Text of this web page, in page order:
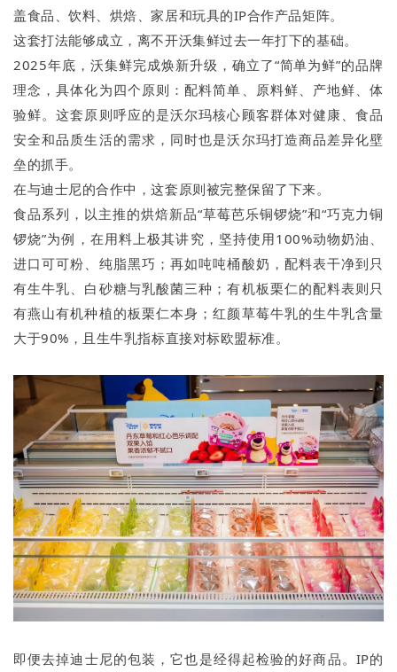
盖食品、饮料、烘焙、家居和玩具的IP合作产品矩阵。
这套打法能够成立，离不开沃集鲜过去一年打下的基础。
2025年底，沃集鲜完成焕新升级，确立了“简单为鲜”的品牌
理念，具体化为四个原则：配料简单、原料鲜、产地鲜、体
验鲜。这套原则呼应的是沃尔玛核心顾客群体对健康、食品
安全和品质生活的需求，同时也是沃尔玛打造商品差异化壁
垒的抓手。
在与迪士尼的合作中，这套原则被完整保留了下来。
食品系列，以主推的烘焙新品“草莓芭乐铜锣烧”和“巧克力铜
锣烧”为例，在用料上极其讲究，坚持使用100%动物奶油、
进口可可粉、纯脂黑巧；再如吨吨桶酸奶，配料表干净到只
有生牛乳、白砂糖与乳酸菌三种；有机板栗仁的配料表则只
有燕山有机种植的板栗仁本身；红颜草莓牛乳的生牛乳含量
大于90%，且生牛乳指标直接对标欧盟标准。
即便去掉迪士尼的包装，它也是经得起检验的好商品。IP的